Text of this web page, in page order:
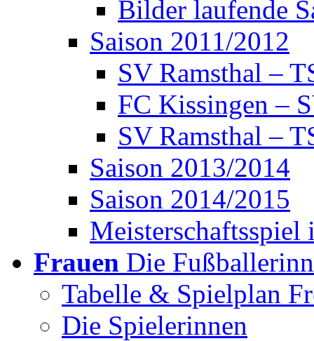
Bilder laufende
Saison 2011/2012
SV Ramsthal –
FC Kissingen –
SV Ramsthal –
Saison 2013/2014
Saison 2014/2015
Meisterschaftsspiel
Frauen Die
Tabelle & Spielplan
Die Spielerinnen